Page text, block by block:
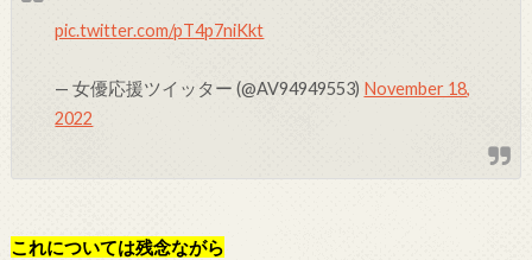
pic.twitter.com/pT4p7niKkt
— 女優応援ツイッター (@AV94949553) November 18,
2022
これについては残念ながら